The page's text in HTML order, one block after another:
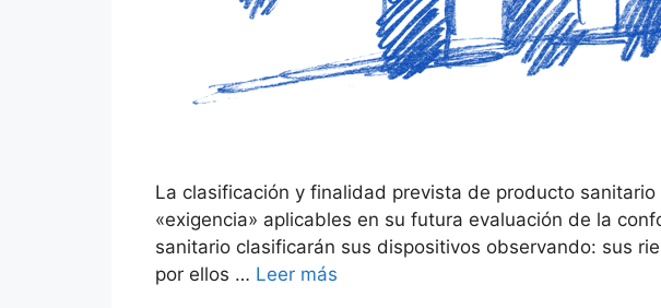
La clasificación y finalidad prevista de producto
«exigencia» aplicables en su futura evaluación de la
sanitario clasificarán sus dispositivos observando: sus
por ellos … Leer más